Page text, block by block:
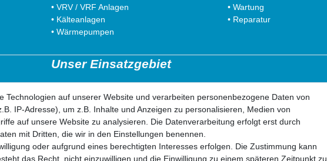
• VRV / VRF Anlagen
• Kälteanlagen
• Wärmepumpen
• Wartung
• Reparatur
Unser Einsatzgebiet
52538 Selfkant
52511 Geilenkirchen
52222 Stolberg
52428 Jülich
52477 Alsdorf
52531 Übach-Palenberg
52134 Herzogenrath
Technologien auf unserer Website und verarbeiten personenbezogene Daten von
IP-Adresse), um z.B. Inhalte und Anzeigen zu personalisieren, Medien von
auf unsere Website zu analysieren. Die Datenverarbeitung erfolgt erst durch
mit Dritten, die wir in den Einstellungen benennen.
oder aufgrund eines berechtigten Interesses erfolgen. Die Zustimmung kann
das Recht, nicht einzuwilligen und die Einwilligung zu einem späteren Zeitpunkt zu